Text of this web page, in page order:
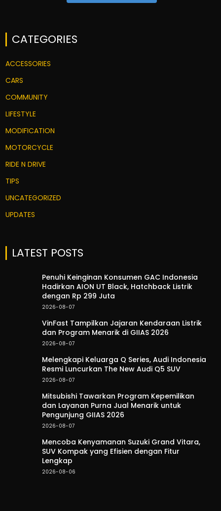
CATEGORIES
ACCESSORIES
CARS
COMMUNITY
LIFESTYLE
MODIFICATION
MOTORCYCLE
RIDE N DRIVE
TIPS
UNCATEGORIZED
UPDATES
LATEST POSTS
Penuhi Keinginan Konsumen GAC Indonesia
Hadirkan AION UT Black, Hatchback Listrik
dengan Rp 299 Juta
2026-08-07
VinFast Tampilkan Jajaran Kendaraan Listrik
dan Program Menarik di GIIAS 2026
2026-08-07
Melengkapi Keluarga Q Series, Audi Indonesia
Resmi Luncurkan The New Audi Q5 SUV
2026-08-07
Mitsubishi Tawarkan Program Kepemilikan
dan Layanan Purna Jual Menarik untuk
Pengunjung GIIAS 2026
2026-08-07
Mencoba Kenyamanan Suzuki Grand Vitara,
SUV Kompak yang Efisien dengan Fitur
Lengkap
2026-08-06